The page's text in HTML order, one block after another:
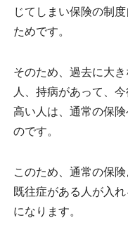
じてしまい保険の制
ためです。
そのため、過去に大
人、持病があって、
高い人は、通常の保
のです。
このため、通常の保
既往症がある人が入
になります。